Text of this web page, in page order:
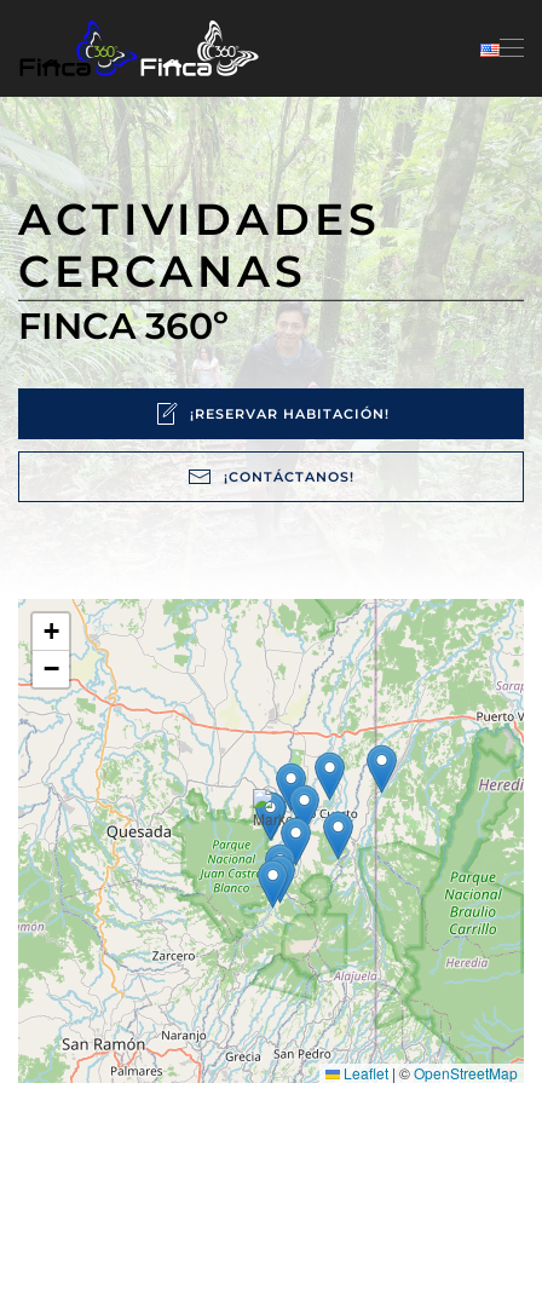
Skip to main content
ACTIVIDADES
CERCANAS
FINCA 360º
¡RESERVAR HABITACIÓN!
¡CONTÁCTANOS!
+
−
Leaflet | ©OpenStreetMap